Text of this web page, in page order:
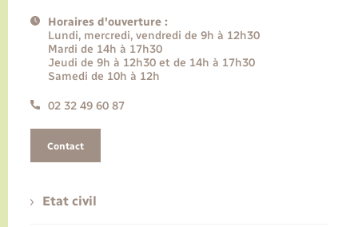
Horaires d'ouverture :
Lundi, mercredi, vendredi de 9h à 12h30
Mardi de 14h à 17h30
Jeudi de 9h à 12h30 et de 14h à 17h30
Samedi de 10h à 12h
02 32 49 60 87
Contact
Etat civil